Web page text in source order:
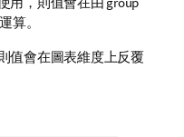
算。
值會在圖表維度上反覆